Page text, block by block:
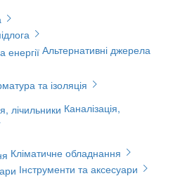
Альтернативні джерела
та ізоляція
Каналізація,
Кліматичне обладнання
Інструменти та аксесуари